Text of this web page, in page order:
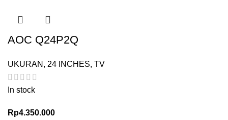
AOC Q24P2Q
UKURAN , 24 INCHES, TV
In stock
Rp4.350.000